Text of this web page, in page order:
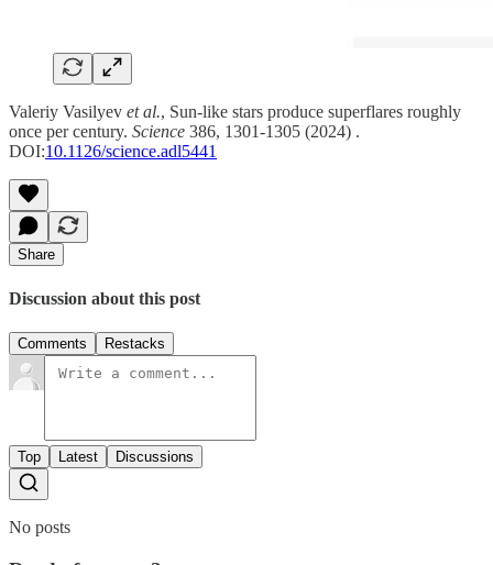
Valeriy Vasilyev et al., Sun-like stars produce superflares roughly
once per century. Science 386, 1301-1305 (2024) .
DOI:10.1126/science.adl5441
Share
Discussion about this post
Comments Restacks
Top Latest Discussions
No posts